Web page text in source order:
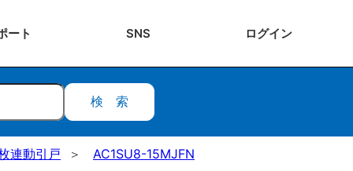
ート SNS ログイン
検索
連動引戸 AC1SU8-15MJFN